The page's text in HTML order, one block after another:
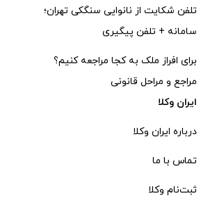
تلفن شکایت از نانوایی سنگکی تهران؛
سامانه + تلفن پیگیری
برای افراز ملک به کجا مراجعه کنیم؟
مراجع و مراحل قانونی
ایران وکلا
درباره ایران وکلا
تماس با ما
ثبت‌‌نام وکلا